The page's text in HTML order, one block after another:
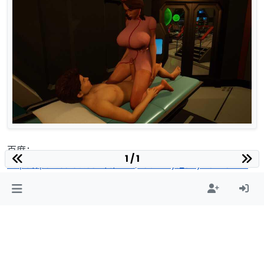
百度：
https://pan.baidu.com/s/1r2QXa07BVjc_eMjM5nvonw?
1 / 1